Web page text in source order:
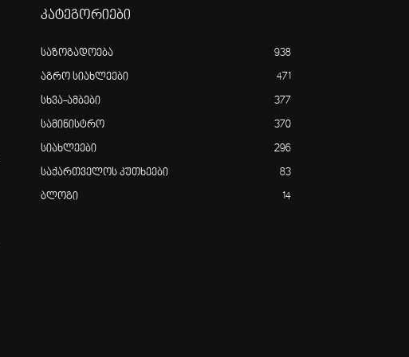
კატეგორიები
საზოგადოება 938
აგრო სიახლეები 471
სხვა-ამბები 377
სამინისტრო 370
სიახლეები 296
საქართველოს კუთხეები 83
ბლოგი 14